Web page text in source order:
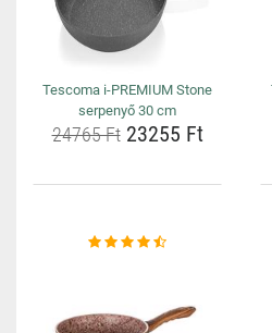
Tescoma i-PREMIUM Stone
serpenyő 30 cm
24765 Ft23255 Ft